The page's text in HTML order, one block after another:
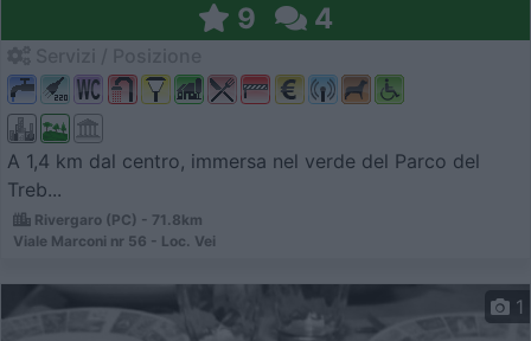
9 4
A 1,4 km dal centro, immersa nel verde del Parco del
Treb...
Rivergaro (PC) - 71.8km
Viale Marconi nr 56 - Loc. Vei
1